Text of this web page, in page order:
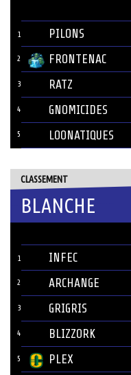
1 PILONS
2 FRONTENAC
3 RATZ
4 GNOMICIDES
5 LOONATIQUES
CLASSEMENT
BLANCHE
1 INFEC
2 ARCHANGE
3 GRIGRIS
4 BLIZZORK
5 PLEX